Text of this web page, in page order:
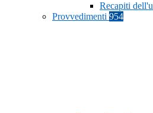
Recapiti
Provvedimenti 954